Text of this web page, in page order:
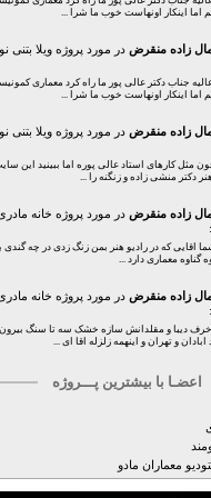
اما اینکار اونهاست خوب ما شرا ...
زاده منقرض در مورد پروژه ویلا بتنی
جناب دکتر عالی پور ما راه کرد معماری
اما اینکار اونهاست خوب ما شرا ...
زاده منقرض در مورد پروژه ویلا بتنی
مثل کارهای استاد عالی پوره اما ببینید این
دکتر منشی زاده و زنگنه را ...
زاده منقرض در مورد پروژه خانه
اقایی که در رادیو هنر بمن زنگ زدی در چه گندی
گناوه معماری دارد ...
زاده منقرض در مورد پروژه خانه
دیبا و مقلدانش سازه خشک سه تا سنگ
و تهران و اینهمه زلزله اقا ای ...
اعضـا با بیشترین پـــروژه
معماران مادو